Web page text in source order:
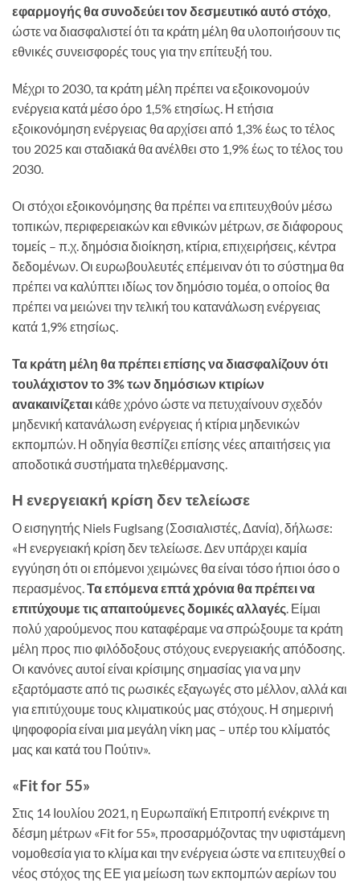
εφαρμογής θα συνοδεύει τον δεσμευτικό αυτό στόχο,
ώστε να διασφαλιστεί ότι τα κράτη μέλη θα υλοποιήσουν τις
εθνικές συνεισφορές τους για την επίτευξή του.
Μέχρι το 2030, τα κράτη μέλη πρέπει να εξοικονομούν
ενέργεια κατά μέσο όρο 1,5% ετησίως. Η ετήσια
εξοικονόμηση ενέργειας θα αρχίσει από 1,3% έως το τέλος
του 2025 και σταδιακά θα ανέλθει στο 1,9% έως το τέλος του
2030.
Οι στόχοι εξοικονόμησης θα πρέπει να επιτευχθούν μέσω
τοπικών, περιφερειακών και εθνικών μέτρων, σε διάφορους
τομείς – π.χ. δημόσια διοίκηση, κτίρια, επιχειρήσεις, κέντρα
δεδομένων. Οι ευρωβουλευτές επέμειναν ότι το σύστημα θα
πρέπει να καλύπτει ιδίως τον δημόσιο τομέα, ο οποίος θα
πρέπει να μειώνει την τελική του κατανάλωση ενέργειας
κατά 1,9% ετησίως.
Τα κράτη μέλη θα πρέπει επίσης να διασφαλίζουν ότι
τουλάχιστον το 3% των δημόσιων κτιρίων
ανακαινίζεται κάθε χρόνο ώστε να πετυχαίνουν σχεδόν
μηδενική κατανάλωση ενέργειας ή κτίρια μηδενικών
εκπομπών. Η οδηγία θεσπίζει επίσης νέες απαιτήσεις για
αποδοτικά συστήματα τηλεθέρμανσης.
Η ενεργειακή κρίση δεν τελείωσε
Ο εισηγητής Niels Fuglsang (Σοσιαλιστές, Δανία), δήλωσε:
«Η ενεργειακή κρίση δεν τελείωσε. Δεν υπάρχει καμία
εγγύηση ότι οι επόμενοι χειμώνες θα είναι τόσο ήπιοι όσο ο
περασμένος.Τα επόμενα επτά χρόνια θα πρέπει να
επιτύχουμε τις απαιτούμενες δομικές αλλαγές. Είμαι
πολύ χαρούμενος που καταφέραμε να σπρώξουμε τα κράτη
μέλη προς πιο φιλόδοξους στόχους ενεργειακής απόδοσης.
Οι κανόνες αυτοί είναι κρίσιμης σημασίας για να μην
εξαρτόμαστε από τις ρωσικές εξαγωγές στο μέλλον, αλλά και
για επιτύχουμε τους κλιματικούς μας στόχους. Η σημερινή
ψηφοφορία είναι μια μεγάλη νίκη μας – υπέρ του κλίματός
μας και κατά του Πούτιν».
«Fit for 55»
Στις 14 Ιουλίου 2021, η Ευρωπαϊκή Επιτροπή ενέκρινε τη
δέσμη μέτρων «Fit for 55», προσαρμόζοντας την υφιστάμενη
νομοθεσία για το κλίμα και την ενέργεια ώστε να επιτευχθεί ο
νέος στόχος της ΕΕ για μείωση των εκπομπών αερίων του